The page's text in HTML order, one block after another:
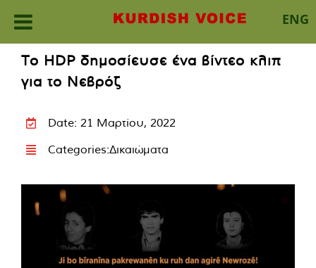
ENG
content
Το HDP δημοσίευσε ένα βίντεο κλιπ
για το Νεβρόζ
Date: 21 Μαρτίου, 2022
Categories:Δικαιώματα